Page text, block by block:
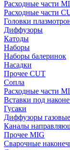
Расходные части
Расходные части
Головки
Диффузоры
Катоды
Наборы
Наборы балеринок
Насадки
Прочее CUT
Сопла
Расходные части
Вставки под
Гусаки
Диффузоры газовые
Каналы
Прочее MIG
Сварочные